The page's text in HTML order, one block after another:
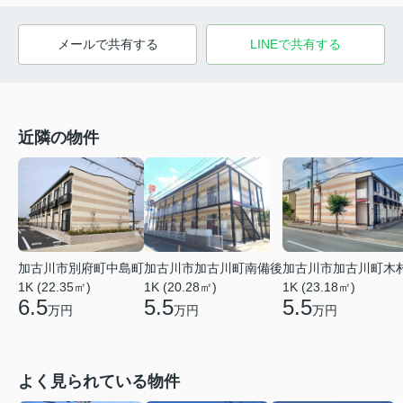
メールで共有する LINEで共有する
近隣の物件
加古川市別府町中島町
1K (22.35㎡)
6.5万円
加古川市加古川町南備後
1K (20.28㎡)
5.5万円
加古川市加古川町木
1K (23.18㎡)
5.5万円
よく見られている物件